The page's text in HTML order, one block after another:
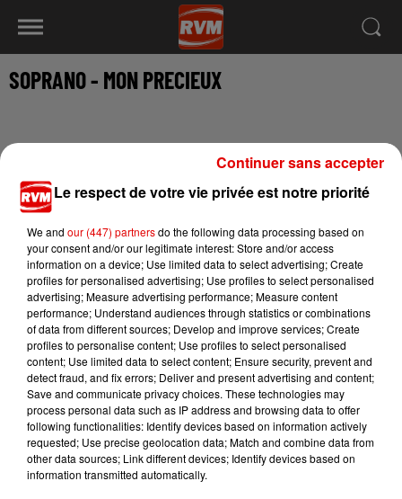
SOPRANO - MON PRECIEUX
« Mon précieux » extrait de la nouvelle édition de l’album
« L’Everest »
Cet élément est masqué compte-tenu du refus du
dépôt de cookies que vous avez exprimé. Si vous
souhaitez l'afficher, merci de nous donner votre
accord en cliquant sur le bouton ci-dessous.
Afficher l'élément
Le respect de votre vie privée est notre priorité
We and our (447) partnersdo the following data processing based on
your consent and/or our legitimate interest: Store and/or access
information on a device; Use limited data to select advertising; Create
profiles for personalised advertising; Use profiles to select personalised
advertising; Measure advertising performance; Measure content
performance; Understand audiences through statistics or combinations
of data from different sources; Develop and improve services; Create
profiles to personalise content; Use profiles to select personalised
content; Use limited data to select content; Ensure security, prevent and
detect fraud, and fix errors; Deliver and present advertising and content;
Save and communicate privacy choices. These technologies may
process personal data such as IP address and browsing data to offer
following functionalities: Identify devices based on information actively
requested; Use precise geolocation data; Match and combine data from
other data sources; Link different devices; Identify devices based on
information transmitted automatically.
Continuer sans accepter